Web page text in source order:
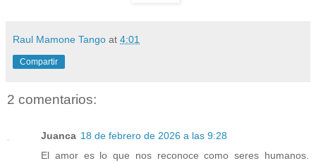
Raul Mamone Tango at 4:01
Compartir
2 comentarios:
Juanca 18 de febrero de 2026 a las 9:28
El amor es lo que nos reconoce como seres humanos.